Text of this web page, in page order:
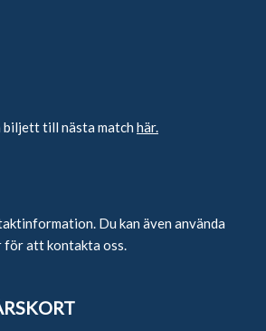
biljett till nästa match här.
Du kan även använda
att kontakta oss.